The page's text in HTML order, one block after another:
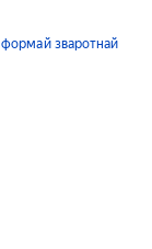
формай зваротнай